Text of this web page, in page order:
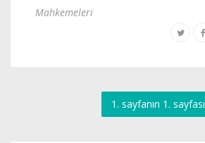
Mahkemeleri
1. sayfanın 1. sayfası